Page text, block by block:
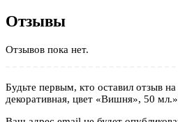
Отзывы
Отзывов пока нет.
Будьте первым, кто оставил отзыв
декоративная, цвет «Вишня», 50 мл.»